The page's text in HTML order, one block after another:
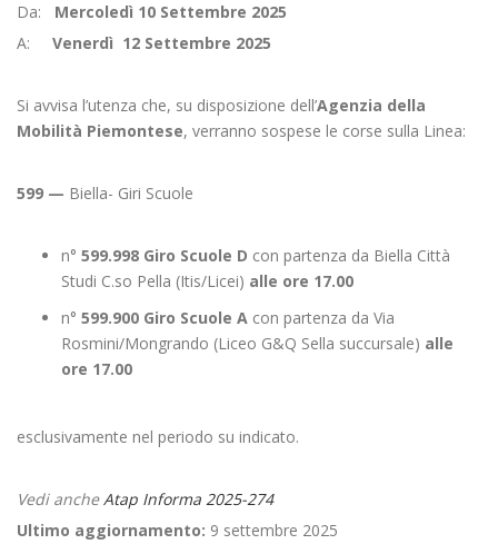
Da: Mercoledì 10 Settembre 2025
A: Venerdì 12 Settembre 2025
Si avvisa l’utenza che, su disposizione dell’Agenzia della
Mobilità Piemontese, verranno sospese le corse sulla Linea:
599 — Biella- Giri Scuole
n° 599.998 Giro Scuole D con partenza da Biella Città
Studi C.so Pella (Itis/Licei) alle ore 17.00
n° 599.900 Giro Scuole A con partenza da Via
Rosmini/Mongrando (Liceo G&Q Sella succursale) alle
ore 17.00
esclusivamente nel periodo su indicato.
Vedi ancheAtap Informa 2025-274
Ultimo aggiornamento: 9 settembre 2025